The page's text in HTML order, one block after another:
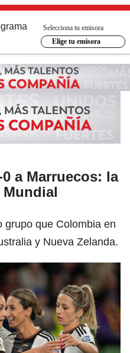
Selecciona tu emisora
Elige tu emisora
a Marruecos: la
grupo que Colombia en
y Nueva Zelanda.